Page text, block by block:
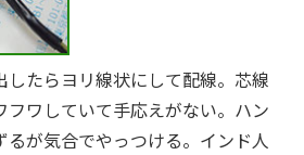
したらヨリ線状にして配線。芯線
フワしていて手応えがない。ハン
るが気合でやっつける。インド人